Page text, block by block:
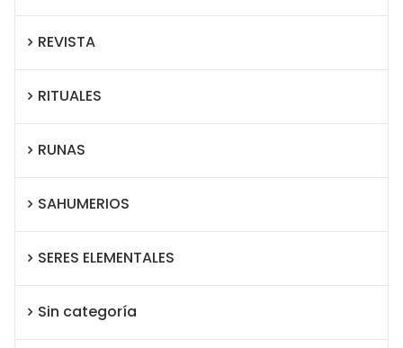
REVISTA
RITUALES
RUNAS
SAHUMERIOS
SERES ELEMENTALES
Sin categoría